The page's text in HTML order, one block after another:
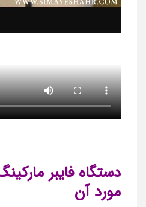
دستگاه فایبر
مورد آن